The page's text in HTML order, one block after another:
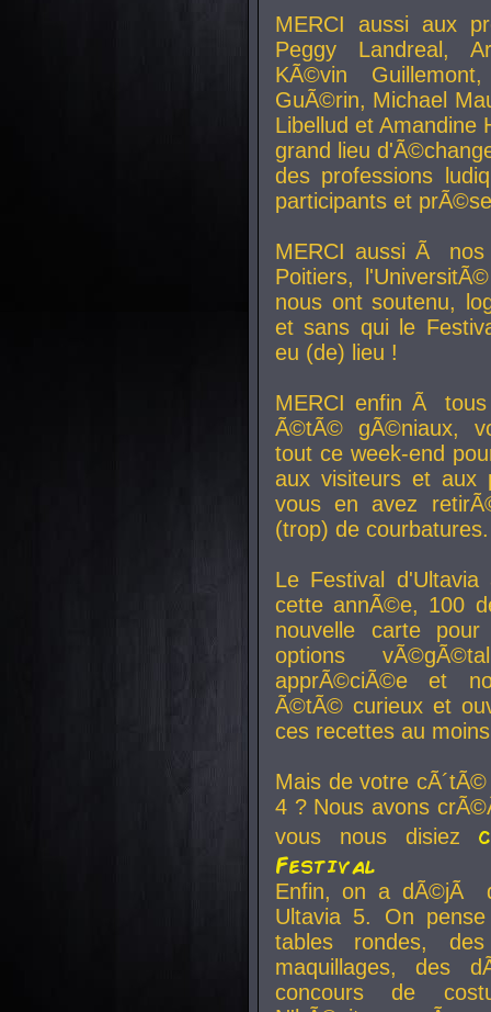
MERCI aussi aux
Peggy Landreal,
KÃ©vin
GuÃ©rin, Michael
Libellud et Amandine
grand lieu
des professions
participants et
MERCI aussi Ã nos
Poitiers,
nous ont soutenu,
et sans qui le
eu (de) lieu !
MERCI enfin Ã
Ã©tÃ© gÃ©niaux,
tout ce week-end
aux visiteurs et aux
vous en avez
(trop) de courbatures.
Le Festival
cette annÃ©e, 100
nouvelle carte
options
apprÃ©ciÃ©e et
Ã©tÃ© curieux et
ces recettes au
Mais de votre
4 ? Nous avons
vous nous disiez
Festival
Enfin, on a dÃ©jÃ
Ultavia 5. On
tables rondes,
maquillages, des
concours de